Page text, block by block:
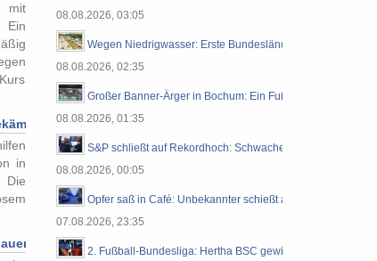
Ein
bereit
in
stark und erstaunlich günstig
08.08.2026, 03:05
Wegen Niedrigwasser: Erste Bundesländer setzen
08.08.2026, 02:35
Großer Banner-Ärger in Bochum: Ein Fußballspiel, an das
08.08.2026, 01:35
S&P schließt auf Rekordhoch: Schwache Jobdaten
08.08.2026, 00:05
Opfer saß in Café: Unbekannter schießt auf 22-Jährigen in
07.08.2026, 23:35
2. Fußball-Bundesliga: Hertha BSC gewinnt Auftakt beim